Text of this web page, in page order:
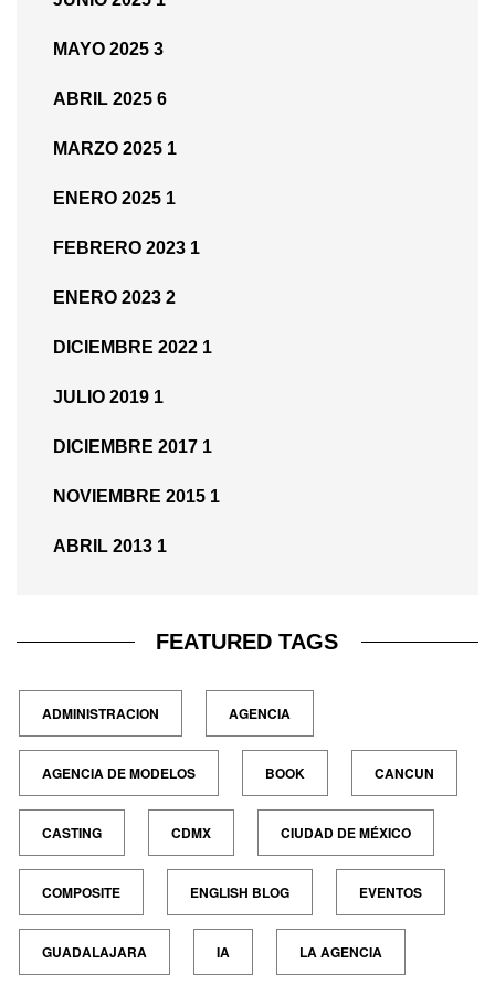
MAYO 2025 3
ABRIL 2025 6
MARZO 2025 1
ENERO 2025 1
FEBRERO 2023 1
ENERO 2023 2
DICIEMBRE 2022 1
JULIO 2019 1
DICIEMBRE 2017 1
NOVIEMBRE 2015 1
ABRIL 2013 1
FEATURED TAGS
ADMINISTRACION AGENCIA
AGENCIA DE MODELOS BOOK CANCUN
CASTING CDMX CIUDAD DE MÉXICO
COMPOSITE ENGLISH BLOG EVENTOS
GUADALAJARA IA LA AGENCIA